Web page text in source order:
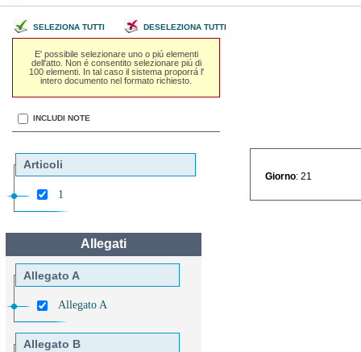
SELEZIONA TUTTI DESELEZIONA TUTTI
E' possibile selezionare uno o piú elementi
dell'atto. Non é consentito selezionare piú di
100 elementi. In tal caso il sistema proporrá l'
intero documento nel formato richiesto.
INCLUDI NOTE
Articoli
1
Allegati
Allegato A
Allegato A
Allegato B
Giorno : 21